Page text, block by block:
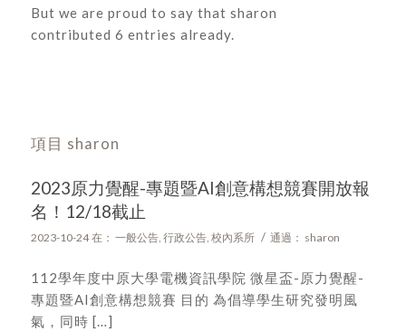
But we are proud to say that sharon
contributed 6 entries already.
項目 sharon
2023原力覺醒-專題暨AI創意構想競賽開放報
名！12/18截止
2023-10-24 在： 一般公告, 行政公告, 校內系所 / 通過： sharon
112學年度中原大學電機資訊學院 微星盃-原力覺醒-
專題暨AI創意構想競賽 目的 為倡導學生研究發明風
氣，同時 […]